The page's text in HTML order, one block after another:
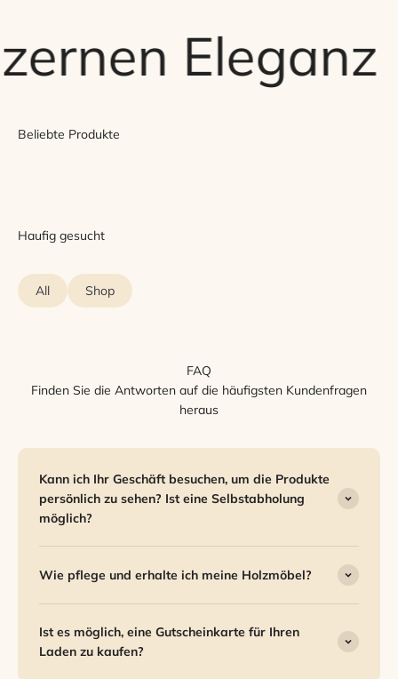
Eleganz
Beliebte Produkte
Haufig gesucht
All Shop
FAQ
Finden Sie die Antworten auf die häufigsten Kundenfragen
heraus
Kann ich Ihr Geschäft besuchen, um die Produkte
persönlich zu sehen? Ist eine Selbstabholung
möglich?
Wie pflege und erhalte ich meine Holzmöbel?
Ist es möglich, eine Gutscheinkarte für Ihren
Laden zu kaufen?